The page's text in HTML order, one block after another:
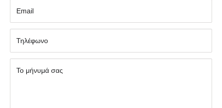
Εmail
Τηλέφωνο
Το μήνυμά σας